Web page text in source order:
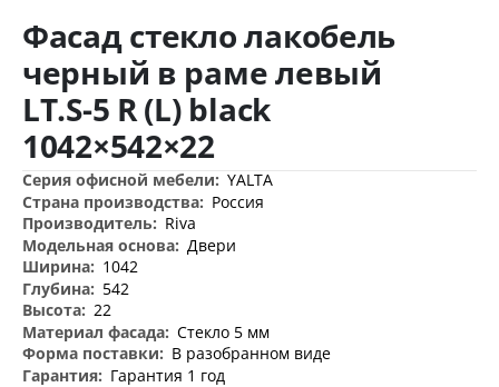
началу
изображений
Фасад стекло лакобель
черный в раме левый
LT.S-5 R (L) black
1042×542×22
Дополнительная
информация
YALTA
Россия
Riva
Двери
1042
542
22
Стекло 5 мм
В разобранном виде
Гарантия 1 год